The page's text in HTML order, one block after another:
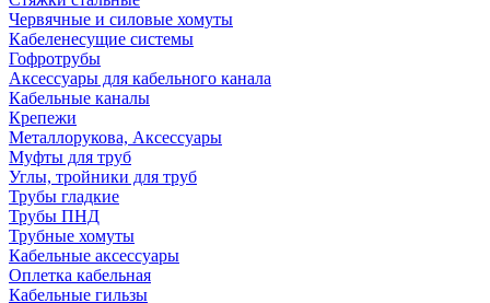
Червячные и силовые хомуты
Кабеленесущие системы
Гофротрубы
Аксессуары для кабельного канала
Кабельные каналы
Крепежи
Металлорукова, Аксессуары
Муфты для труб
Углы, тройники для труб
Трубы гладкие
Трубы ПНД
Трубные хомуты
Кабельные аксессуары
Оплетка кабельная
Кабельные гильзы